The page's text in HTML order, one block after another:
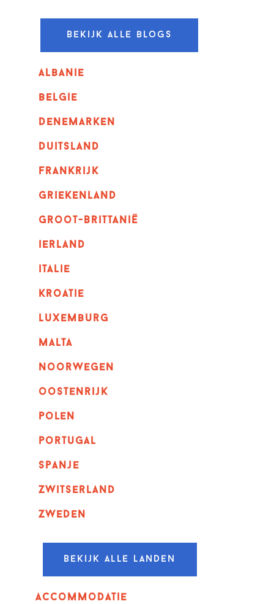
Bekijk alle blogs
albanie
belgie
denemarken
duitsland
frankrijk
griekenland
Groot-Brittanië
ierland
italie
kroatie
luxemburg
malta
noorwegen
oostenrijk
polen
portugal
spanje
zwitserland
zweden
Bekijk alle landen
Accommodatie